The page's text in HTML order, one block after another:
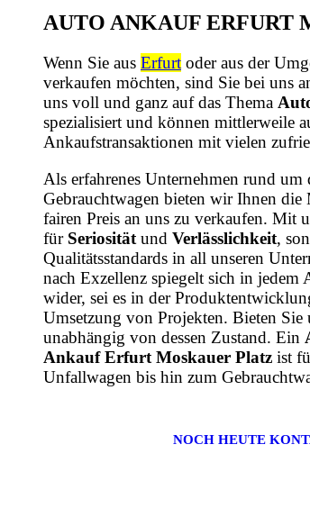
AUTO ANKAUF ERFURT
Wenn Sie aus Erfurt oder aus der
verkaufen möchten, sind Sie bei uns
uns voll und ganz auf das Thema
spezialisiert und können mittlerweile
Ankaufstransaktionen mit vielen
Als erfahrenes Unternehmen rund
Gebrauchtwagen bieten wir Ihnen
fairen Preis an uns zu verkaufen. Mit
für Seriosität und Verlässlichkeit,
Qualitätsstandards in all unseren
nach Exzellenz spiegelt sich in jedem
wider, sei es in der
Umsetzung von Projekten. Bieten Sie
unabhängig von dessen Zustand. Ein
Ankauf Erfurt Moskauer Platz ist
Unfallwagen bis hin zum
NOCH HEUTE